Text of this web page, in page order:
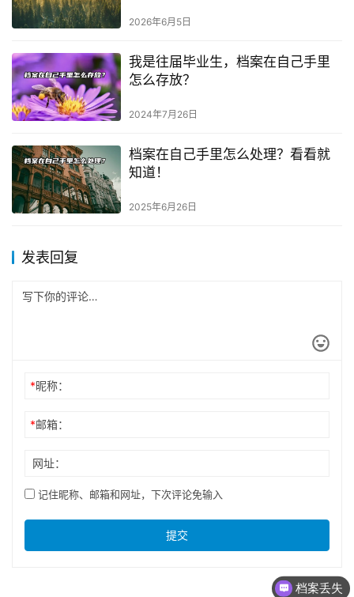
2026年6月5日
我是往届毕业生，档案在自己手里
怎么存放？
2024年7月26日
档案在自己手里怎么处理？看看就
知道！
2025年6月26日
发表回复
*昵称：
*邮箱：
网址：
记住昵称、邮箱和网址，下次评论免输入
提交
档案丢失